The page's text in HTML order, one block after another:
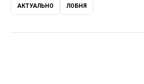
АКТУАЛЬНО ЛОБНЯ